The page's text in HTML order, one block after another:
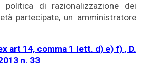
politica di razionalizzazione dei
partecipate, un amministratore
art 14, comma 1 lett. d) e) f) , D.
n. 33